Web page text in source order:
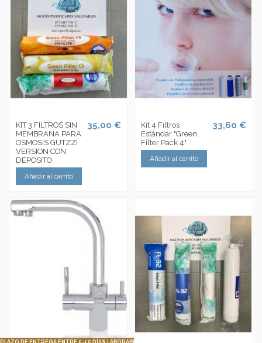
KIT 3 FILTROS SIN
MEMBRANA PARA
OSMOSIS GUTZZI
VERSION CON
DEPOSITO
35,00 €
Añadir al carrito
Kit 4 Filtros
Estándar "Green
Filter Pack 4"
33,60 €
Añadir al carrito
DE ENTREGA ENTRE 5-15 DÍAS LABORABLES